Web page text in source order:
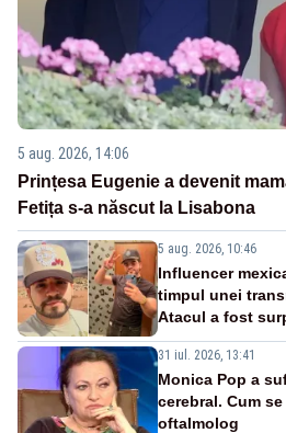
5 aug. 2026, 14:06
Prințesa Eugenie a devenit
Fetița s-a născut la Lisabona
5 aug. 2026, 10:46
Influencer
timpul unei
Atacul a fost
31 iul. 2026, 13:41
Monica Pop a
cerebral. Cum
oftalmolog